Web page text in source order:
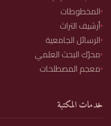
المخطوطات
أرشيف التراث
الرسائل الجامعية
محرّك البحث العلمي
معجم المصطلحات
خدمات المكتبة